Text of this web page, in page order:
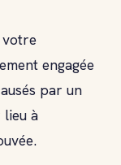
votre
engagée
par un
à